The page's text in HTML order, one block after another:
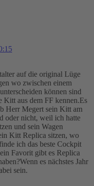
auf die original Lüge
wo zwischen einem
können sind
Kitt aus dem FF kennen.Es
Herr Megert sein Kitt am
oder nicht, weil ich hatte
und sein Wagen
Kitt Replica sitzen, wo
ich das beste Cockpit
Favorit gibt es Replica
es nächstes Jahr
sein.